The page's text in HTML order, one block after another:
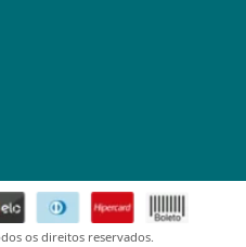
os direitos reservados.